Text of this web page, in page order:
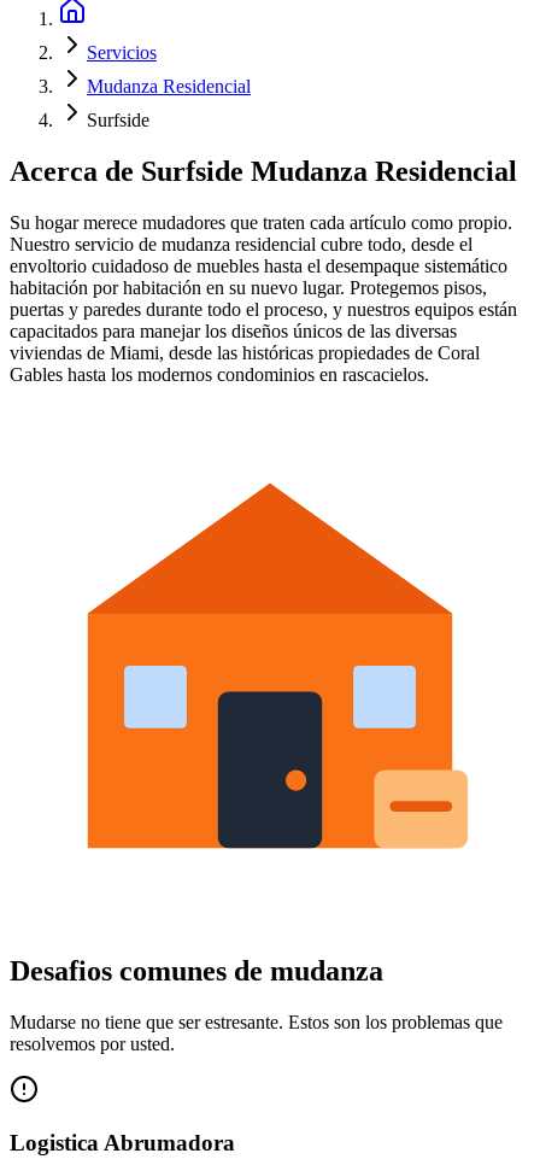
Servicios
Mudanza Residencial
Surfside
Acerca de Surfside Mudanza Residencial
Su hogar merece mudadores que traten cada artículo como propio.
Nuestro servicio de mudanza residencial cubre todo, desde el
envoltorio cuidadoso de muebles hasta el desempaque sistemático
habitación por habitación en su nuevo lugar. Protegemos pisos,
puertas y paredes durante todo el proceso, y nuestros equipos están
capacitados para manejar los diseños únicos de las diversas
viviendas de Miami, desde las históricas propiedades de Coral
Gables hasta los modernos condominios en rascacielos.
Desafios comunes de mudanza
Mudarse no tiene que ser estresante. Estos son los problemas que
resolvemos por usted.
Logistica Abrumadora